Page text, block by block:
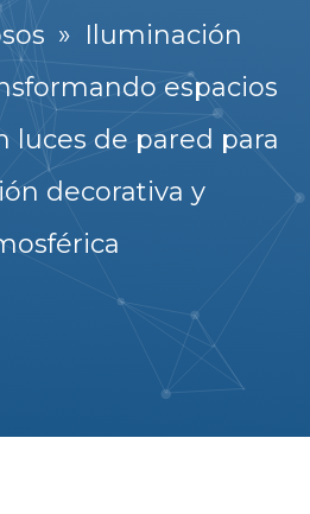
» Iluminación
espacios
luces de pared para
decorativa y